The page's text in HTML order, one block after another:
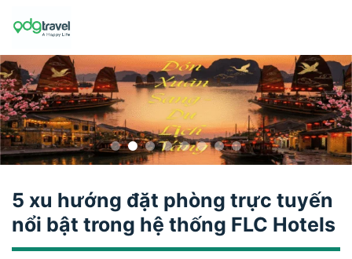
5 xu hướng đặt phòng trực tuyến
nổi bật trong hệ thống FLC Hotels